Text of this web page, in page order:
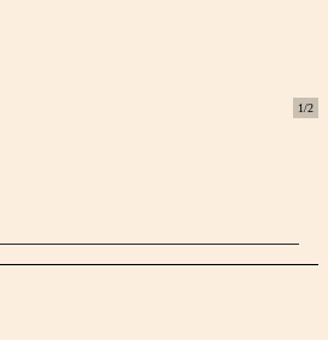
1/2